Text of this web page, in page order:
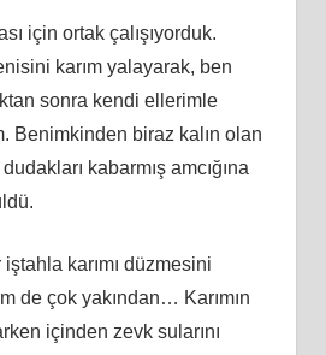
için ortak çalışıyorduk.
karım yalayarak, ben
sonra kendi ellerimle
Benimkinden biraz kalın olan
kabarmış amcığına
karımı düzmesini
de çok yakından… Karımın
içinden zevk sularını